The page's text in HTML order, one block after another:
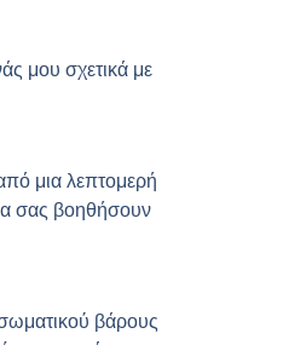
μου σχετικά με
μια λεπτομερή
σας βοηθήσουν
βάρους